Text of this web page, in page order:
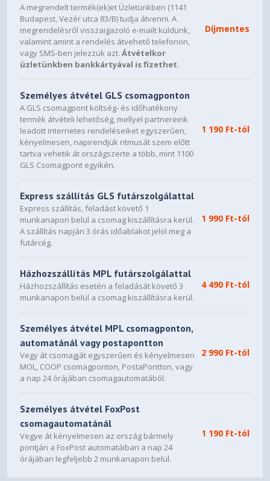
A megrendelt termék(ek)et Üzletünkben (1141
Budapest, Vezér utca 83/B) tudja átvenni. A
megrendelésről visszaigazoló e-mailt küldünk,
valamint amint a rendelés átvehető telefonon,
vagy SMS-ben jelezzük azt.Átvételkor
üzletünkben bankkártyával is fizethet.
Díjmentes
Személyes átvétel GLS csomagponton
A GLS csomagpont költség- és időhatékony
termék átvételi lehetőség, mellyel partnereink
leadott internetes rendeléseiket egyszerűen,
kényelmesen, napirendjük ritmusát szem előtt
tartva vehetik át országszerte a több, mint 1100
GLS Csomagpont egyikén.
1 190 Ft-tól
Express szállítás GLS futárszolgálattal
Express szállítás, feladást követő 1
munkanapon belül a csomag kiszállításra kerül.
A szállítás napján 3 órás időablakot jelöl meg a
futárcég.
1 990 Ft-tól
Házhozszállítás MPL futárszolgálattal
Házhozszállítás esetén a feladását követő 3
munkanapon belül a csomag kiszállításra kerül.
4 490 Ft-tól
Személyes átvétel MPL csomagponton,
automatánál vagy postapontton
Vegy át csomagját egyszerűen és kényelmesen
MOL, COOP csomagponton, PostaPontton, vagy
a nap 24 órájában csomagautomatából.
2 990 Ft-tól
Személyes átvétel FoxPost
csomagautomatánál
Vegye át kényelmesen az ország bármely
pontján a FoxPost automatáiban a nap 24
órájában legfeljebb 2 munkanapon belül.
1 190 Ft-tól